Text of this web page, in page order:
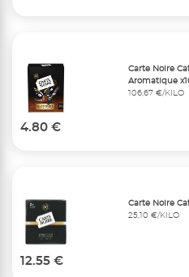
Carte Noire
Aromatique
106,67 €/KILO
4.80 €
Carte Noire
25,10 €/KILO
12.55 €